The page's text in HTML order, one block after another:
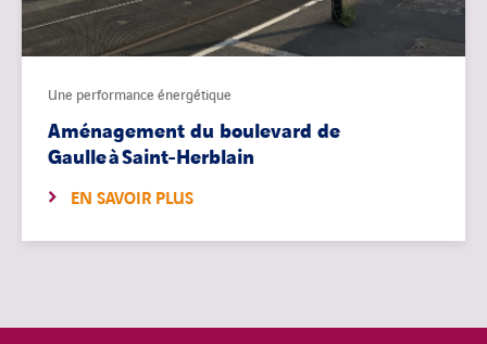
Une performance énergétique
Aménagement du boulevard de
Gaulle à Saint-Herblain
EN SAVOIR PLUS